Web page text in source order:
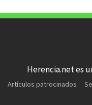
Herencia.net es
Artículos patrocinados